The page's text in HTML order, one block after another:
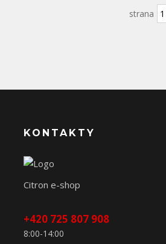
strana
KONTAKTY
Citron e-shop
+420 725 807 908
8:00-14:00